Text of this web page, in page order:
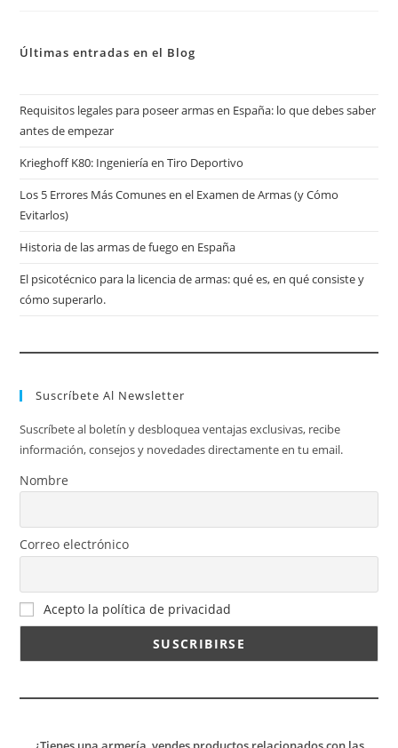
Últimas entradas en el Blog
Requisitos legales para poseer armas en España: lo que debes saber
antes de empezar
Krieghoff K80: Ingeniería en Tiro Deportivo
Los 5 Errores Más Comunes en el Examen de Armas (y Cómo
Evitarlos)
Historia de las armas de fuego en España
El psicotécnico para la licencia de armas: qué es, en qué consiste y
cómo superarlo.
Suscríbete Al Newsletter
Suscríbete al boletín y desbloquea ventajas exclusivas, recibe
información, consejos y novedades directamente en tu email.
Nombre
Correo electrónico
Acepto la política de privacidad